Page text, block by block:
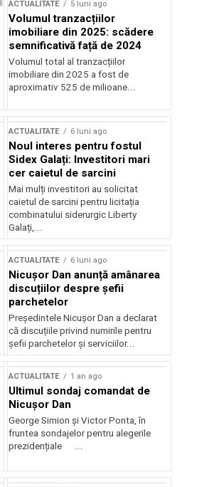
ACTUALITATE 5 luni ago
Volumul tranzacțiilor
imobiliare din 2025: scădere
semnificativă față de 2024
Volumul total al tranzacțiilor
imobiliare din 2025 a fost de
aproximativ 525 de milioane...
ACTUALITATE 6 luni ago
Noul interes pentru fostul
Sidex Galați: Investitori mari
cer caietul de sarcini
Mai mulți investitori au solicitat
caietul de sarcini pentru licitația
combinatului siderurgic Liberty
Galați,...
ACTUALITATE 6 luni ago
Nicușor Dan anunță amânarea
discuțiilor despre șefii
parchetelor
Președintele Nicușor Dan a declarat
că discuțiile privind numirile pentru
șefii parchetelor și serviciilor...
ACTUALITATE 1 an ago
Ultimul sondaj comandat de
Nicușor Dan
George Simion și Victor Ponta, în
fruntea sondajelor pentru alegerile
prezidențiale ...